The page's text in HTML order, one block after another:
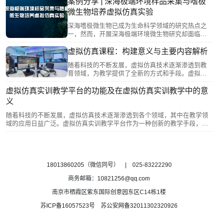
微生物培养虚拟仿真实验
深海嗜极微生物已成为生命科学领域的研究热点之
一，然而，开展深海极端环境微生物研究却面临着
共同设计开发了“深海极端环境样品采集与嗜极微生
虚拟仿真课程：构建意义与主要内容解析
随着科技的不断发展，虚拟仿真技术逐渐渗透到教
育领域，为教学提供了全新的方式和手段。虚拟仿
高校的关注和引进。本文将探讨虚拟仿真课程的构
虚拟仿真实训教学平台的功能及在虚拟仿真实训教学中的意
义
随着科技的不断发展，虚拟仿真技术逐渐渗透到各个领域，其中在教学领
域的应用日益广泛。虚拟仿真实训教学平台作为一种创新的教学手段，在
18013860205（微信同号） | 025-83222290
商务邮箱： 10821256@qq.com
南京市栖霞区紫东国际创意园东区C14栋1楼
苏ICP备16057523号
苏公安网备32011302320926